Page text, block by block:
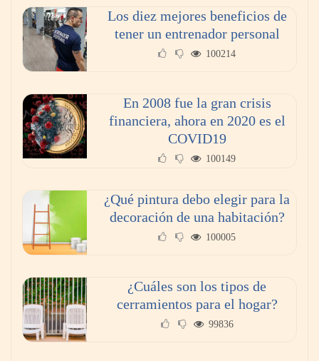
butano?
Principales tendencias tecnológicas para 2021
Los diez mejores beneficios de
tener un entrenador personal
100214
En 2008 fue la gran crisis
financiera, ahora en 2020 es el
COVID19
100149
¿Qué pintura debo elegir para la
decoración de una habitación?
100005
¿Cuáles son los tipos de
cerramientos para el hogar?
99836